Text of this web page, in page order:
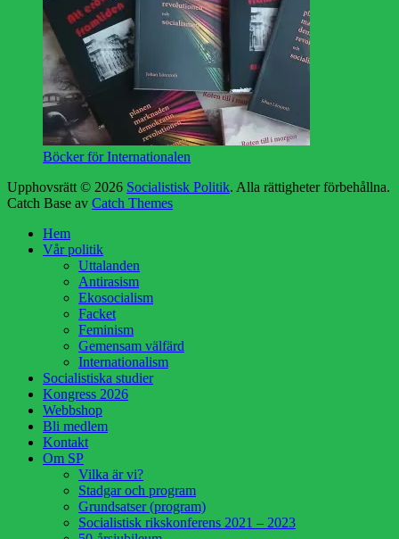
Böcker för Internationalen
Upphovsrätt © 2026 Socialistisk Politik. Alla rättigheter förbehållna.
Catch Base av Catch Themes
Hem
Vår politik
Uttalanden
Antirasism
Ekosocialism
Facket
Feminism
Gemensam välfärd
Internationalism
Socialistiska studier
Kongress 2026
Webbshop
Bli medlem
Kontakt
Om SP
Vilka är vi?
Stadgar och program
Grundsatser (program)
Socialistisk rikskonferens 2021 – 2023